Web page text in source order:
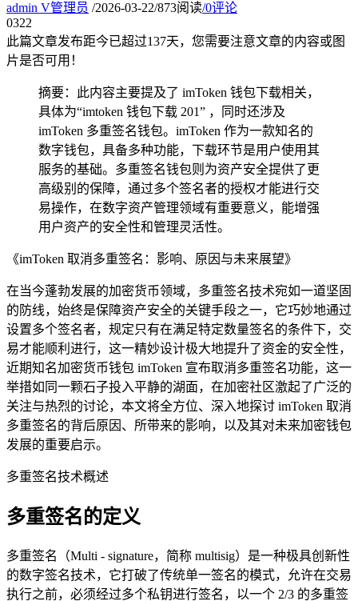
admin V管理员 /2026-03-22/873阅读/0评论
0322
此篇文章发布距今已超过137天，您需要注意文章的内容或图
片是否可用！
摘要：此内容主要提及了 imToken 钱包下载相关，
具体为“imtoken 钱包下载 201” ，同时还涉及
imToken 多重签名钱包。imToken 作为一款知名的
数字钱包，具备多种功能，下载环节是用户使用其
服务的基础。多重签名钱包则为资产安全提供了更
高级别的保障，通过多个签名者的授权才能进行交
易操作，在数字资产管理领域有重要意义，能增强
用户资产的安全性和管理灵活性。
《imToken 取消多重签名：影响、原因与未来展望》
在当今蓬勃发展的加密货币领域，多重签名技术宛如一道坚固
的防线，始终是保障资产安全的关键手段之一，它巧妙地通过
设置多个签名者，规定只有在满足特定数量签名的条件下，交
易才能顺利进行，这一精妙设计极大地提升了资金的安全性，
近期知名加密货币钱包 imToken 宣布取消多重签名功能，这一
举措如同一颗石子投入平静的湖面，在加密社区激起了广泛的
关注与热烈的讨论，本文将全方位、深入地探讨 imToken 取消
多重签名的背后原因、所带来的影响，以及其对未来加密钱包
发展的重要启示。
多重签名技术概述
多重签名的定义
多重签名（Multi - signature，简称 multisig）是一种极具创新性
的数字签名技术，它打破了传统单一签名的模式，允许在交易
执行之前，必须经过多个私钥进行签名，以一个 2/3 的多重签